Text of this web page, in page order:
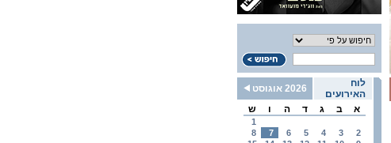
לוח
האירועים
2026 אוגוסט
א
ב ג ד ה ו ש
1
2
3
4
5
6
7
8